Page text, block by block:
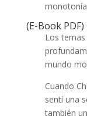
(E-Book
Los
mundo
Cuando
sentí una
también